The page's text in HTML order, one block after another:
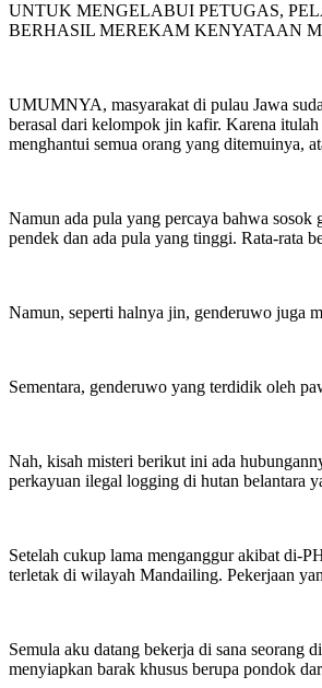
UNTUK MENGELABUI PETUGAS,
BERHASIL MEREKAM KENYATAAN
UMUMNYA, masyarakat di pulau Jawa
berasal dari kelompok jin kafir. Karena itulah
menghantui semua orang yang ditemuinya,
Namun ada pula yang percaya bahwa sosok
pendek dan ada pula yang tinggi. Rata-rata
Namun, seperti halnya jin, genderuwo juga
Sementara, genderuwo yang terdidik oleh
Nah, kisah misteri berikut ini ada
perkayuan ilegal logging di hutan belantara
Setelah cukup lama menganggur akibat di-
terletak di wilayah Mandailing. Pekerjaan
Semula aku datang bekerja di sana seorang
menyiapkan barak khusus berupa pondok